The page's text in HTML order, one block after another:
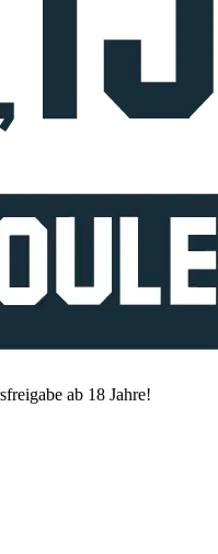
ab 18 Jahre!